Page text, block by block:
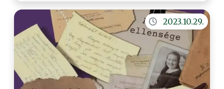
2023.10.29.